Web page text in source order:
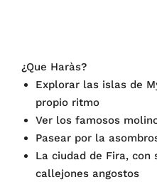
¿Que Haràs?
Explorar las islas de
propio ritmo
Ver los famosos
Pasear por la
La ciudad de Fira, con
callejones angostos